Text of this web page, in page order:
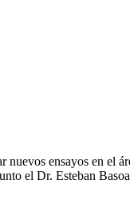
ensayos en el
el Dr. Esteban